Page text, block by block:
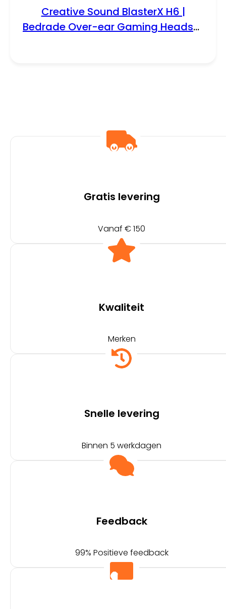
Creative Sound BlasterX H6 |
Bedrade Over-ear Gaming Headset
Gratis levering
Vanaf € 150
Kwaliteit
Merken
Snelle levering
Binnen 5 werkdagen
Feedback
99% Positieve feedback